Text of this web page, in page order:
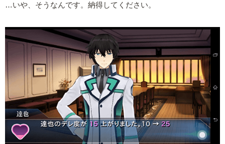
…いや、そうなんです。納得してください。